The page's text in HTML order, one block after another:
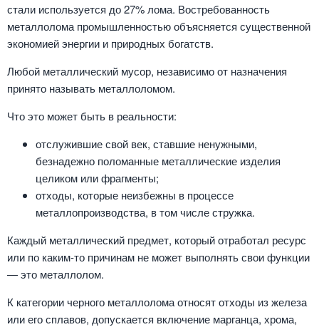
стали используется до 27% лома. Востребованность
металлолома промышленностью объясняется существенной
экономией энергии и природных богатств.
Любой металлический мусор, независимо от назначения
принято называть металлоломом.
Что это может быть в реальности:
отслужившие свой век, ставшие ненужными,
безнадежно поломанные металлические изделия
целиком или фрагменты;
отходы, которые неизбежны в процессе
металлопроизводства, в том числе стружка.
Каждый металлический предмет, который отработал ресурс
или по каким-то причинам не может выполнять свои функции
— это металлолом.
К категории черного металлолома относят отходы из железа
или его сплавов, допускается включение марганца, хрома,